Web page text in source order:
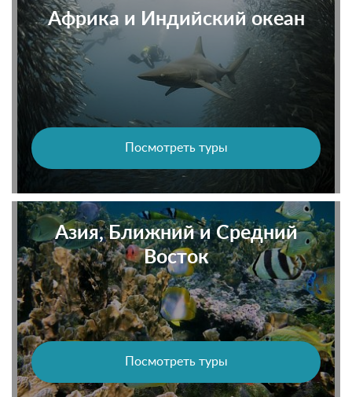
Африка и Индийский океан
Посмотреть туры
Азия, Ближний и Средний
Восток
Посмотреть туры